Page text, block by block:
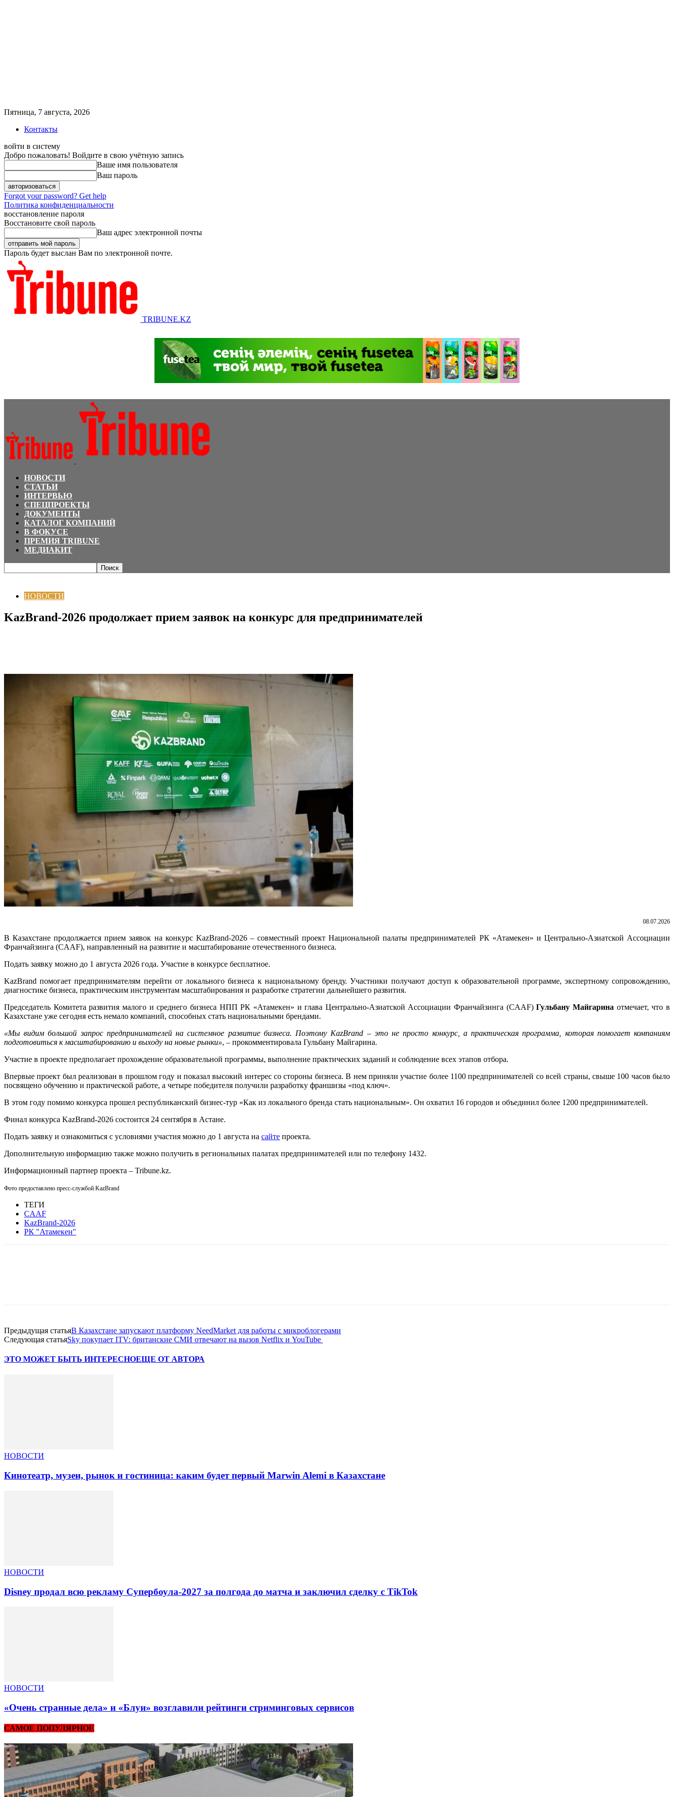
Пятница, 7 августа, 2026
Контакты
войти в систему
Добро пожаловать! Войдите в свою учётную запись
Ваше имя пользователя
Ваш пароль
Forgot your password? Get help
Политика конфиденциальности
восстановление пароля
Восстановите свой пароль
Ваш адрес электронной почты
Пароль будет выслан Вам по электронной почте.
TRIBUNE.KZ
НОВОСТИ
СТАТЬИ
ИНТЕРВЬЮ
СПЕЦПРОЕКТЫ
ДОКУМЕНТЫ
КАТАЛОГ КОМПАНИЙ
В ФОКУСЕ
ПРЕМИЯ TRIBUNE
МЕДИАКИТ
НОВОСТИ
KazBrand-2026 продолжает прием заявок на конкурс для предпринимателей
08.07.2026
В Казахстане продолжается прием заявок на конкурс KazBrand-2026 – совместный проект Национальной палаты предпринимателей РК «Атамекен» и Центрально-Азиатской Ассоциации
Франчайзинга (CAAF), направленный на развитие и масштабирование отечественного бизнеса.
Подать заявку можно до 1 августа 2026 года. Участие в конкурсе бесплатное.
KazBrand помогает предпринимателям перейти от локального бизнеса к национальному бренду. Участники получают доступ к образовательной программе, экспертному сопровождению,
диагностике бизнеса, практическим инструментам масштабирования и разработке стратегии дальнейшего развития.
Председатель Комитета развития малого и среднего бизнеса НПП РК «Атамекен» и глава Центрально-Азиатской Ассоциации Франчайзинга (CAAF)Гульбану Майгарина отмечает, что в
Казахстане уже сегодня есть немало компаний, способных стать национальными брендами.
«Мы видим большой запрос предпринимателей на системное развитие бизнеса. Поэтому KazBrand – это не просто конкурс, а практическая программа, которая помогает компаниям
подготовиться к масштабированию и выходу на новые рынки», – прокомментировала Гульбану Майгарина.
Участие в проекте предполагает прохождение образовательной программы, выполнение практических заданий и соблюдение всех этапов отбора.
Впервые проект был реализован в прошлом году и показал высокий интерес со стороны бизнеса. В нем приняли участие более 1100 предпринимателей со всей страны, свыше 100 часов было
посвящено обучению и практической работе, а четыре победителя получили разработку франшизы «под ключ».
В этом году помимо конкурса прошел республиканский бизнес-тур «Как из локального бренда стать национальным». Он охватил 16 городов и объединил более 1200 предпринимателей.
Финал конкурса KazBrand-2026 состоится 24 сентября в Астане.
Подать заявку и ознакомиться с условиями участия можно до 1 августа на сайте проекта.
Дополнительную информацию также можно получить в региональных палатах предпринимателей или по телефону 1432.
Информационный партнер проекта – Tribune.kz.
Фото предоставлено пресс-службой KazBrand
ТЕГИ
CAAF
KazBrand-2026
РК "Атамекен"
Предыдущая статьяВ Казахстане запускают платформу NeedMarket для работы с микроблогерами
Следующая статьяSky покупает ITV: британские СМИ отвечают на вызов Netflix и YouTube
ЭТО МОЖЕТ БЫТЬ ИНТЕРЕСНОЕЩЕ ОТ АВТОРА
НОВОСТИ
Кинотеатр, музеи, рынок и гостиница: каким будет первый Marwin Alemi в Казахстане
НОВОСТИ
Disney продал всю рекламу Супербоула-2027 за полгода до матча и заключил сделку с TikTok
НОВОСТИ
«Очень странные дела» и «Блуи» возглавили рейтинги стриминговых сервисов
САМОЕ ПОПУЛЯРНОЕ